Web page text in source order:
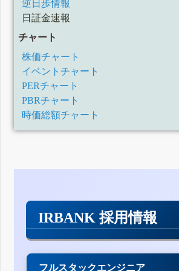
逆日歩情報
日証金速報
チャート
株価チャート
イベントチャート
PERチャート
PBRチャート
時価総額チャート
IRBANK 採用情報
フルスタックエンジニア